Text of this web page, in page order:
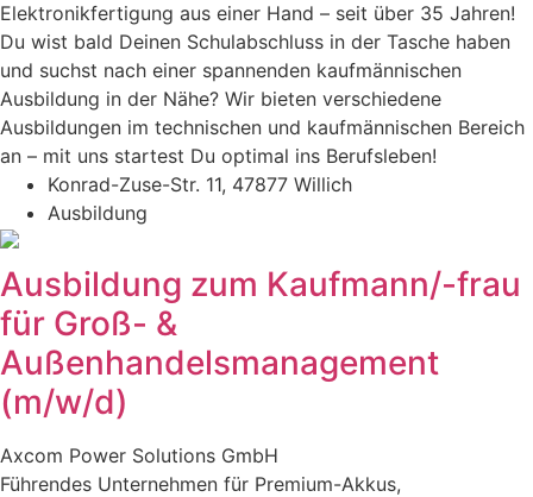
Elektronikfertigung aus einer Hand – seit über 35 Jahren!
Du wist bald Deinen Schulabschluss in der Tasche haben
und suchst nach einer spannenden kaufmännischen
Ausbildung in der Nähe? Wir bieten verschiedene
Ausbildungen im technischen und kaufmännischen Bereich
an – mit uns startest Du optimal ins Berufsleben!
Konrad-Zuse-Str. 11, 47877 Willich
Ausbildung
Ausbildung zum Kaufmann/-frau
für Groß- &
Außenhandelsmanagement
(m/w/d)
Axcom Power Solutions GmbH
Führendes Unternehmen für Premium-Akkus,